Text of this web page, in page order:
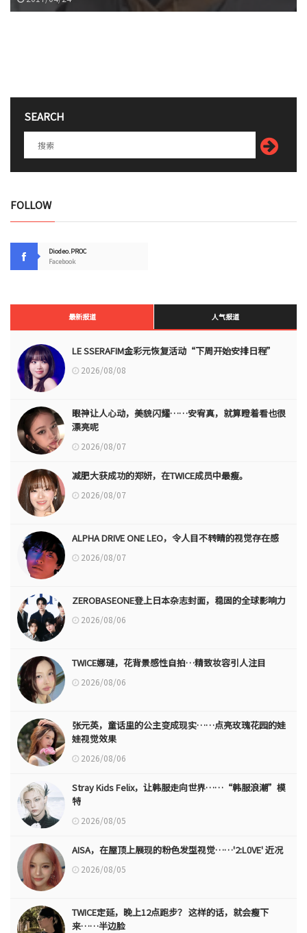
SEARCH
FOLLOW
Diodeo.PROC
Facebook
最新报道 人气报道
LE SSERAFIM金彩元恢复活动“下周开始安排日程”
2026/08/08
眼神让人心动，美貌闪耀……安宥真，就算瞪着看也很
漂亮呢
2026/08/07
减肥大获成功的郑妍，在TWICE成员中最瘦。
2026/08/07
ALPHA DRIVE ONE LEO，令人目不转睛的视觉存在感
2026/08/07
ZEROBASEONE登上日本杂志封面，稳固的全球影响力
2026/08/06
TWICE娜璉，花背景感性自拍…精致妆容引人注目
2026/08/06
张元英，童话里的公主变成现实……点亮玫瑰花园的娃
娃视觉效果
2026/08/06
Stray Kids Felix，让韩服走向世界……“韩服浪潮”模
特
2026/08/05
AISA，在屋顶上展现的粉色发型视觉……'2:L0VE' 近况
2026/08/05
TWICE定延，晚上12点跑步？ 这样的话，就会瘦下
来……半边脸